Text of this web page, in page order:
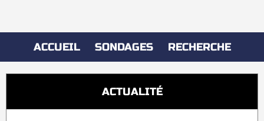
ACCUEIL SONDAGES RECHERCHE
ACTUALITÉ